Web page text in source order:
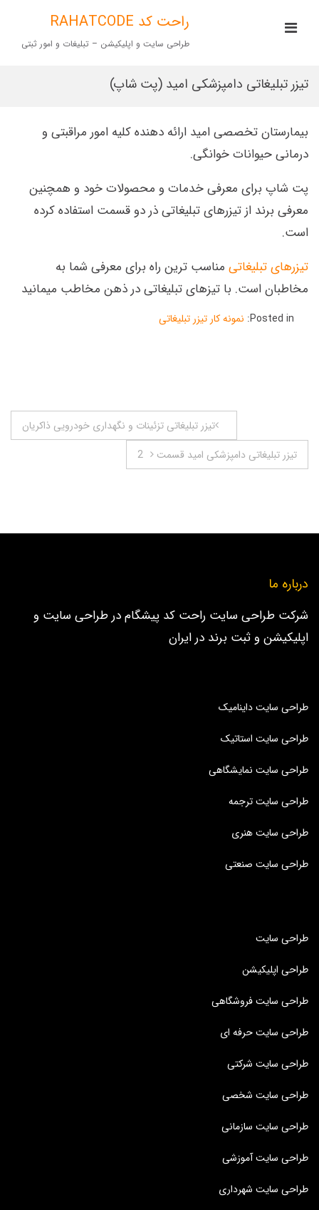
content
راحت کد RAHATCODE
طراحی سایت و اپلیکیشن – تبلیغات و امور ثبتیMenu
تیزر تبلیغاتی دامپزشکی امید (پت شاپ)
بیمارستان تخصصی امید ارائه دهنده کلیه امور مراقبتی و
درمانی حیوانات خوانگی.
پت شاپ برای معرفی خدمات و محصولات خود و همچنین
معرفی برند از تیزرهای تبلیغاتی ذر دو قسمت استفاده کرده
است.
تیزرهای تبلیغاتی مناسب ترین راه برای معرفی شما به
مخاطبان است. با تیزهای تبلیغاتی در ذهن مخاطب میمانید
Posted in: نمونه کار تیزر تبلیغاتی
نوشته
تیزر تبلیغاتی تزئینات و نگهداری خودرویی ذاکریان
تیزر تبلیغاتی دامپزشکی امید قسمت 2
درباره ما
شرکت طراحی سایت راحت کد پیشگام در طراحی سایت و
اپلیکیشن و ثبت برند در ایران
طراحی سایت داینامیک
طراحی سایت استاتیک
طراحی سایت نمایشگاهی
طراحی سایت ترجمه
طراحی سایت هنری
طراحی سایت صنعتی
طراحی سایت
طراحی اپلیکیشن
طراحی سایت فروشگاهی
طراحی سایت حرفه ای
طراحی سایت شرکتی
طراحی سایت شخصی
طراحی سایت سازمانی
طراحی سایت آموزشی
طراحی سایت شهرداری